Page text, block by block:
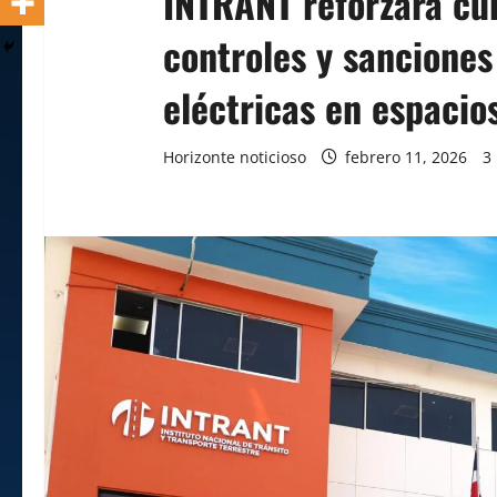
controles y
eléctricas en
Horizonte noticioso febrero 11, 2026 3